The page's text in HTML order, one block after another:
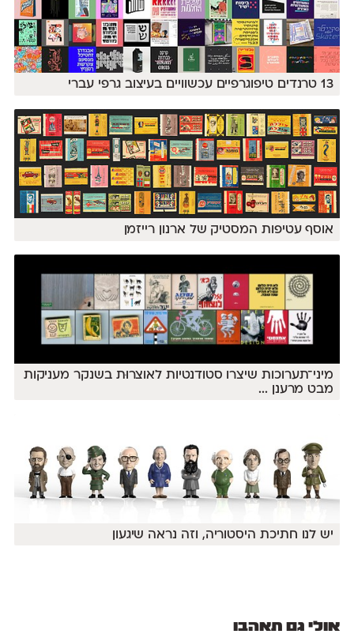
13 טרנדים טיפוגרפיים עכשוויים בעיצוב גרפי עברי
אוסף עטיפות המסטיק של ארנון רייזמן
מיני־תערוכות שיצרו סטודנטיות לאוצרוּת בשנקר מעניקות
מבט מרענן
...
יש לנו חתיכת היסטוריה, וזה נראה שיגעון
אולי גם תאהבו